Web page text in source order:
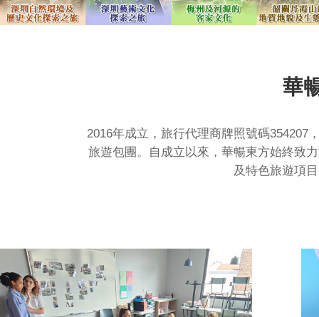
華
2016年成立，旅行代理商牌照號碼354207
旅遊包團。自成立以來，華暢東方始終致
及特色旅遊項